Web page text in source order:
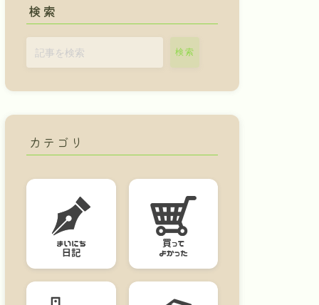
検索
検索
カテゴリ